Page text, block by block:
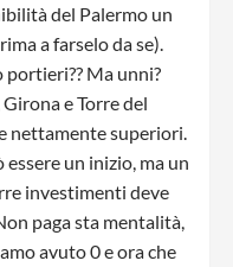
del Palermo un
a farselo da se).
Ma unni?
e Torre del
nettamente superiori.
un inizio, ma un
investimenti deve
paga sta mentalità,
avuto 0 e ora che